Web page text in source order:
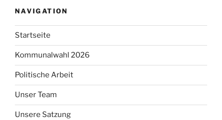
NAVIGATION
Startseite
Kommunalwahl 2026
Politische Arbeit
Unser Team
Unsere Satzung